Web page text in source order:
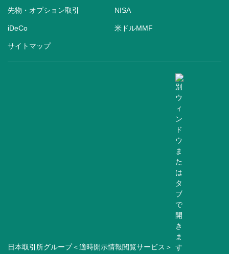
先物・オプション取引 NISA
iDeCo 米ドルMMF
サイトマップ
日本取引所グループ＜適時開示情報閲覧サービス＞